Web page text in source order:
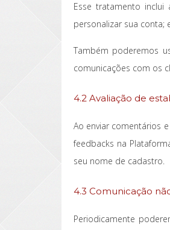
Esse tratamento
personalizar sua conta;
Também poderemos
comunicações com os
4.2 Avaliação de
Ao enviar comentários
feedbacks na
seu nome de cadastro.
4.3 Comunicação
Periodicamente